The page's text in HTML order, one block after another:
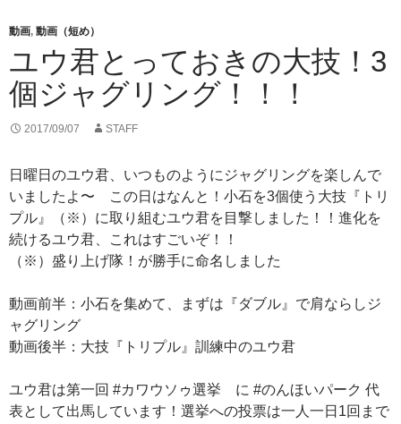
動画, 動画（短め）
ユウ君とっておきの大技！3
個ジャグリング！！！
2017/09/07 STAFF
日曜日のユウ君、いつものようにジャグリングを楽しんで
いましたよ〜 この日はなんと！小石を3個使う大技『トリ
プル』（※）に取り組むユウ君を目撃しました！！進化を
続けるユウ君、これはすごいぞ！！
（※）盛り上げ隊！が勝手に命名しました
動画前半：小石を集めて、まずは『ダブル』で肩ならしジ
ャグリング
動画後半：大技『トリプル』訓練中のユウ君
ユウ君は第一回 #カワウソゥ選挙 に #のんほいパーク 代
表として出馬しています！選挙への投票は一人一日1回まで